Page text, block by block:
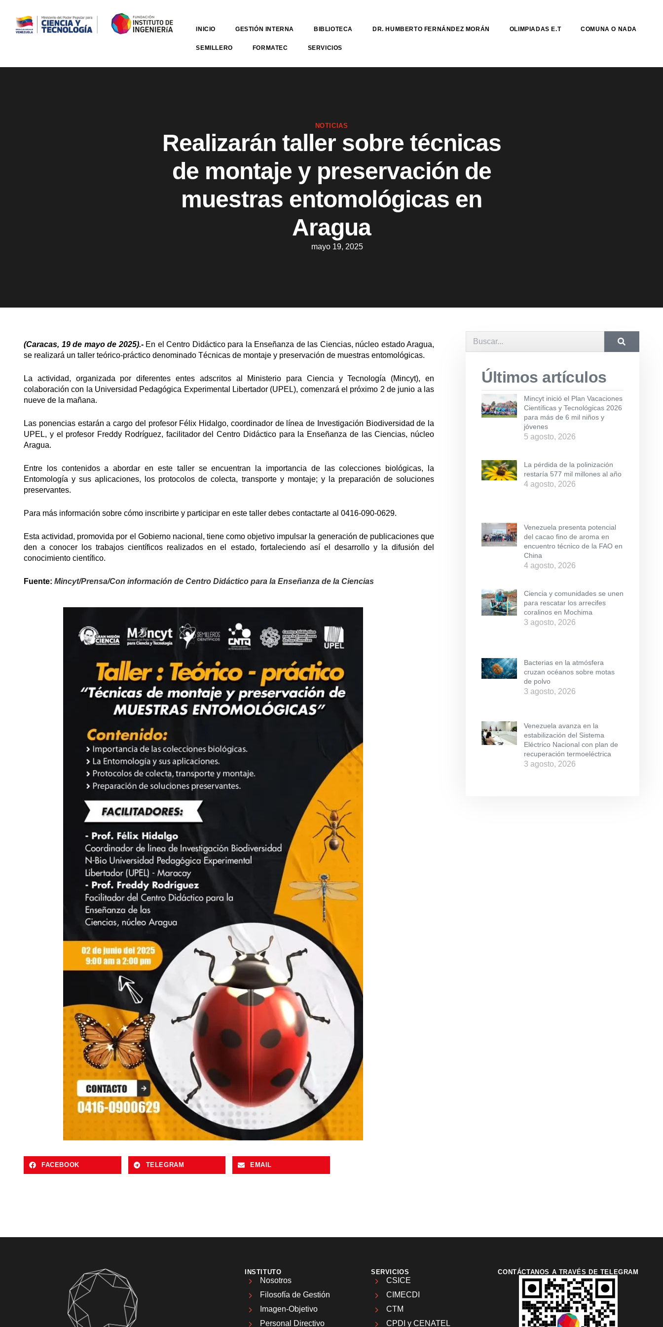
INICIO GESTIÓN INTERNA BIBLIOTECA DR. HUMBERTO FERNÁNDEZ MORÁN OLIMPIADAS E.T COMUNA O NADA
SEMILLERO FORMATEC SERVICIOS
NOTICIAS
Realizarán taller sobre técnicas
de montaje y preservación de
muestras entomológicas en
Aragua
mayo 19, 2025
(Caracas, 19 de mayo de 2025).- En el Centro Didáctico para la Enseñanza de las Ciencias, núcleo estado Aragua,
se realizará un taller teórico-práctico denominado Técnicas de montaje y preservación de muestras entomológicas.
La actividad, organizada por diferentes entes adscritos al Ministerio para Ciencia y Tecnología (Mincyt), en
colaboración con la Universidad Pedagógica Experimental Libertador (UPEL), comenzará el próximo 2 de junio a las
nueve de la mañana.
Las ponencias estarán a cargo del profesor Félix Hidalgo, coordinador de línea de Investigación Biodiversidad de la
UPEL, y el profesor Freddy Rodríguez, facilitador del Centro Didáctico para la Enseñanza de las Ciencias, núcleo
Aragua.
Entre los contenidos a abordar en este taller se encuentran la importancia de las colecciones biológicas, la
Entomología y sus aplicaciones, los protocolos de colecta, transporte y montaje; y la preparación de soluciones
preservantes.
Para más información sobre cómo inscribirte y participar en este taller debes contactarte al 0416-090-0629.
Esta actividad, promovida por el Gobierno nacional, tiene como objetivo impulsar la generación de publicaciones que
den a conocer los trabajos científicos realizados en el estado, fortaleciendo así el desarrollo y la difusión del
conocimiento científico.
Fuente: Mincyt/Prensa/Con información de Centro Didáctico para la Enseñanza de la Ciencias
FACEBOOK TELEGRAM EMAIL
Últimos artículos
Mincyt inició el Plan Vacaciones
Científicas y Tecnológicas 2026
para más de 6 mil niños y
jóvenes
5 agosto, 2026
La pérdida de la polinización
restaría 577 mil millones al año
4 agosto, 2026
Venezuela presenta potencial
del cacao fino de aroma en
encuentro técnico de la FAO en
China
4 agosto, 2026
Ciencia y comunidades se unen
para rescatar los arrecifes
coralinos en Mochima
3 agosto, 2026
Bacterias en la atmósfera
cruzan océanos sobre motas
de polvo
3 agosto, 2026
Venezuela avanza en la
estabilización del Sistema
Eléctrico Nacional con plan de
recuperación termoeléctrica
3 agosto, 2026
INSTITUTO
Nosotros
Filosofía de Gestión
Imagen-Objetivo
Personal Directivo
SERVICIOS
CSICE
CIMECDI
CTM
CPDI y CENATEL
CONTÁCTANOS A TRAVÉS DE TELEGRAM